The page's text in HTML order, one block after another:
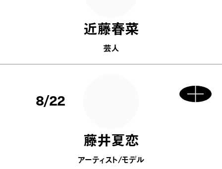
近藤春菜
芸人
8/22
藤井夏恋
アーティスト/モデル